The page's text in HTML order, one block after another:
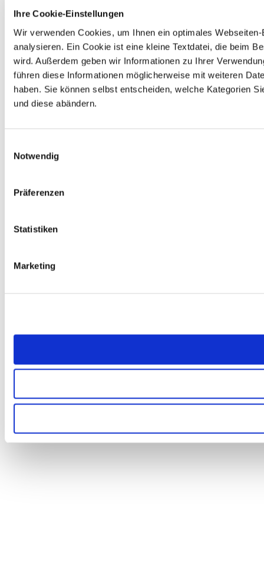
Ihre Cookie-Einstellungen
Wir verwenden Cookies, um Ihnen ein optimales
analysieren. Ein Cookie ist eine kleine Textdatei, die beim
wird. Außerdem geben wir Informationen zu Ihrer
führen diese Informationen möglicherweise mit weiteren
haben. Sie können selbst entscheiden, welche Kategorien
und diese abändern.
Notwendig
Präferenzen
Statistiken
Marketing